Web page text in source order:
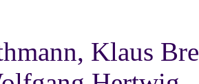
Klaus